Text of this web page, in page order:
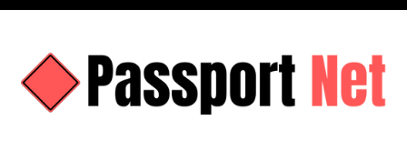
Ir
conteúdo